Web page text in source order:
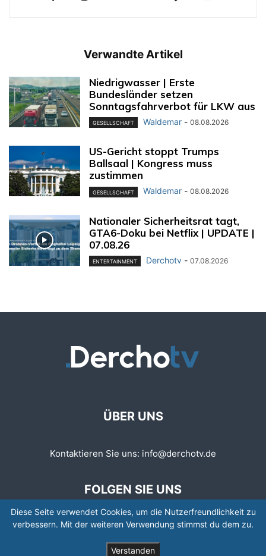
Verwandte Artikel
Niedrigwasser | Erste
Bundesländer setzen
Sonntagsfahrverbot für LKW aus
GESELLSCHAFT Waldemar - 08.08.2026
US-Gericht stoppt Trumps
Ballsaal | Kongress muss
zustimmen
GESELLSCHAFT Waldemar - 08.08.2026
Nationaler Sicherheitsrat tagt,
GTA6-Doku bei Netflix | UPDATE |
07.08.26
ENTERTAINMENT Derchotv - 07.08.2026
ÜBER UNS
Kontaktieren Sie uns: info@derchotv.de
FOLGEN SIE UNS
Diese Seite verwendet Cookies, um die Nutzerfreundlichkeit zu
verbessern. Mit der weiteren Verwendung stimmst du dem zu.
Verstanden